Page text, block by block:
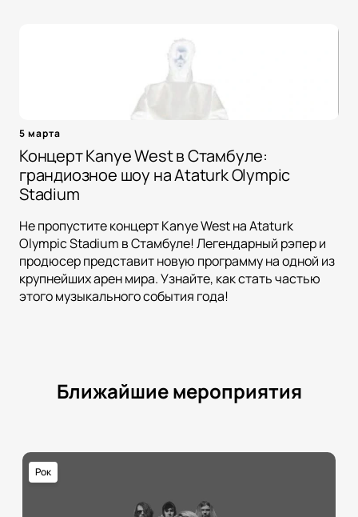
5 марта
Концерт Kanye West в Стамбуле:
грандиозное шоу на Ataturk Olympic
Stadium
Не пропустите концерт Kanye West на Ataturk
Olympic Stadium в Стамбуле! Легендарный рэпер и
продюсер представит новую программу на одной из
крупнейших арен мира. Узнайте, как стать частью
этого музыкального события года!
Ближайшие мероприятия
Рок